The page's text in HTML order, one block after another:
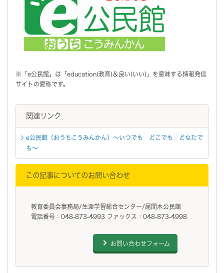
※「e公民館」は「education(教育)＆良い(いい)」を意味する情報発信
サイトの愛称です。
関連リンク
e公民館（おうちこうみんかん）～いつでも どこでも どなたで
も～
この記事についてのお問い合わせ
教育委員会事務局/生涯学習総合センター/尾間木公民館
電話番号：048-873-4993 ファックス：048-873-4998
お問い合わせフォーム